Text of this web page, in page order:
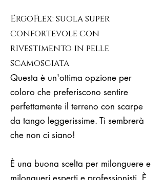
ErgoFlex: suola super
confortevole con
rivestimento in pelle
scamosciata
Questa è un'ottima opzione per
coloro che preferiscono sentire
perfettamente il terreno con scarpe
da tango leggerissime. Ti sembrerà
che non ci siano!
È una buona scelta per milonguere e